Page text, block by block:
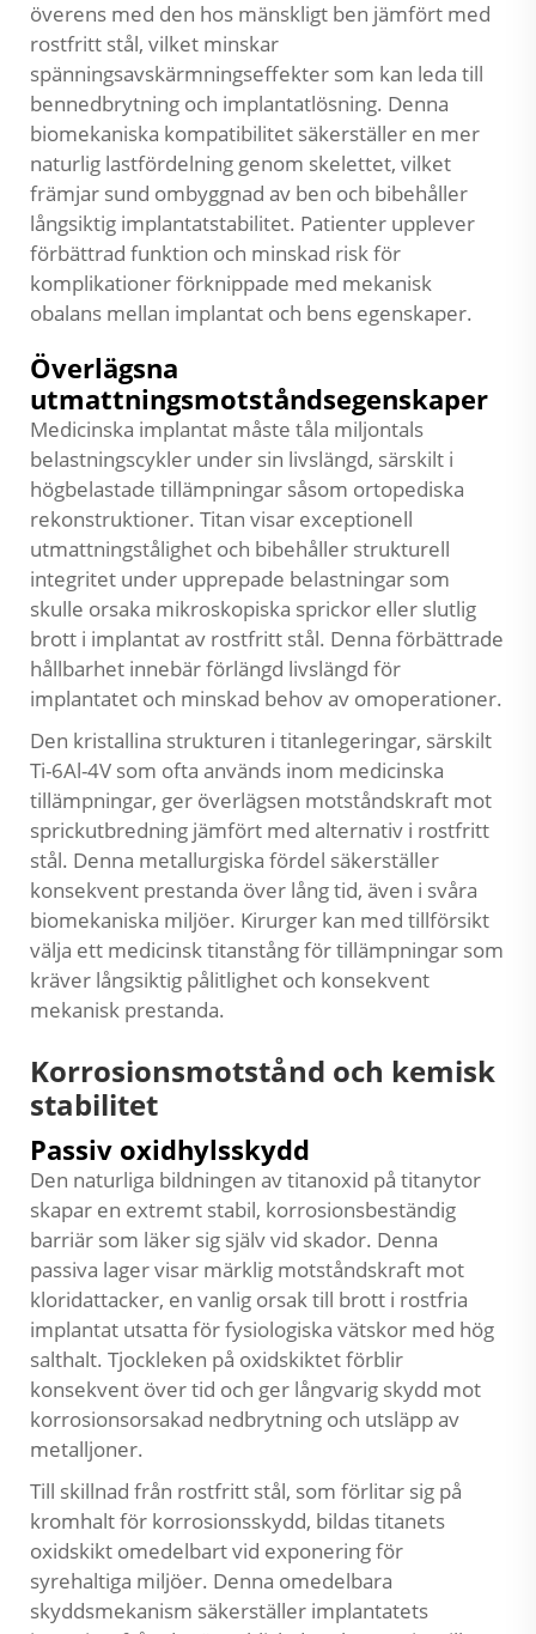
överens med den hos mänskligt ben jämfört med
rostfritt stål, vilket minskar
spänningsavskärmningseffekter som kan leda till
bennedbrytning och implantatlösning. Denna
biomekaniska kompatibilitet säkerställer en mer
naturlig lastfördelning genom skelettet, vilket
främjar sund ombyggnad av ben och bibehåller
långsiktig implantatstabilitet. Patienter upplever
förbättrad funktion och minskad risk för
komplikationer förknippade med mekanisk
obalans mellan implantat och bens egenskaper.
Överlägsna
utmattningsmotståndsegenskaper
Medicinska implantat måste tåla miljontals
belastningscykler under sin livslängd, särskilt i
högbelastade tillämpningar såsom ortopediska
rekonstruktioner. Titan visar exceptionell
utmattningstålighet och bibehåller strukturell
integritet under upprepade belastningar som
skulle orsaka mikroskopiska sprickor eller slutlig
brott i implantat av rostfritt stål. Denna förbättrade
hållbarhet innebär förlängd livslängd för
implantatet och minskad behov av omoperationer.
Den kristallina strukturen i titanlegeringar, särskilt
Ti-6Al-4V som ofta används inom medicinska
tillämpningar, ger överlägsen motståndskraft mot
sprickutbredning jämfört med alternativ i rostfritt
stål. Denna metallurgiska fördel säkerställer
konsekvent prestanda över lång tid, även i svåra
biomekaniska miljöer. Kirurger kan med tillförsikt
välja ett medicinsk titanstångför tillämpningar som
kräver långsiktig pålitlighet och konsekvent
mekanisk prestanda.
Korrosionsmotstånd och kemisk
stabilitet
Passiv oxidhylsskydd
Den naturliga bildningen av titanoxid på titanytor
skapar en extremt stabil, korrosionsbeständig
barriär som läker sig själv vid skador. Denna
passiva lager visar märklig motståndskraft mot
kloridattacker, en vanlig orsak till brott i rostfria
implantat utsatta för fysiologiska vätskor med hög
salthalt. Tjockleken på oxidskiktet förblir
konsekvent över tid och ger långvarig skydd mot
korrosionsorsakad nedbrytning och utsläpp av
metalljoner.
Till skillnad från rostfritt stål, som förlitar sig på
kromhalt för korrosionsskydd, bildas titanets
oxidskikt omedelbart vid exponering för
syrehaltiga miljöer. Denna omedelbara
skyddsmekanism säkerställer implantatets